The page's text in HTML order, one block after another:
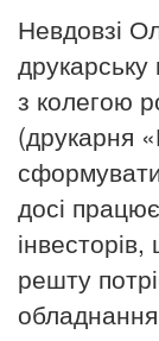
Невдовзі
з колегою
(друкарня
досі
решту